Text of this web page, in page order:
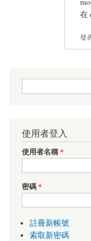
在
發
搜尋表單
使用者登入
使用者名稱*
密碼*
註冊新帳號
索取新密碼